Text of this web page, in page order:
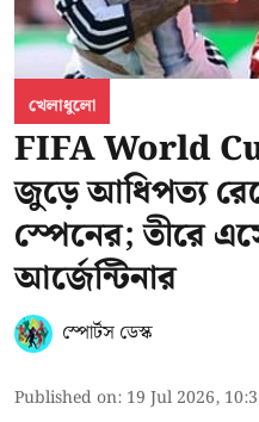
খেলাধুলো
FIFA World
জুড়ে আধিপত্য
স্পেনের; তীরে
আর্জেন্টিনার
স্পোর্টস ডেস্ক
Published on: 19 Jul 2026,